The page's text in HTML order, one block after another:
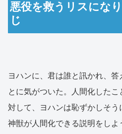
悪役を救うリスにな
じ
ヨハンに、君は誰と訊かれ、答
とに気がついた。人間化した
対して、ヨハンは恥ずかしそう
神獣が人間化できる説明をし